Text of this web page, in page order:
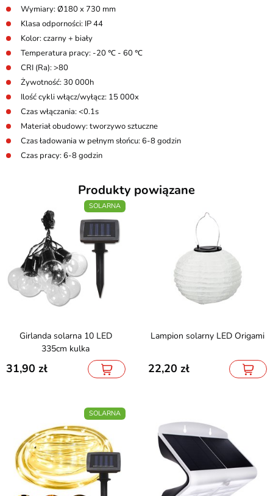
Wymiary: Ø180 x 730 mm
Klasa odporności: IP 44
Kolor: czarny + biały
Temperatura pracy: -20 ℃ - 60 ℃
CRI (Ra): >80
Żywotność: 30 000h
Ilość cykli włącz/wyłącz: 15 000x
Czas włączania: <0.1s
Materiał obudowy: tworzywo sztuczne
Czas ładowania w pełnym słońcu: 6-8 godzin
Czas pracy: 6-8 godzin
Produkty powiązane
SOLARNA
Girlanda solarna 10 LED
335cm kulka
31,90
Lampion solarny LED Origami
22,20
SOLARNA